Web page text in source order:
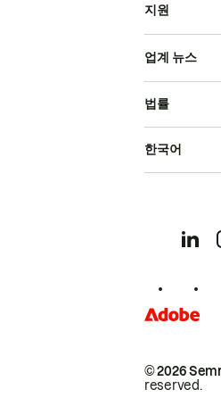
지원
업계 뉴스
© 2026
reserved.
법률
한국어